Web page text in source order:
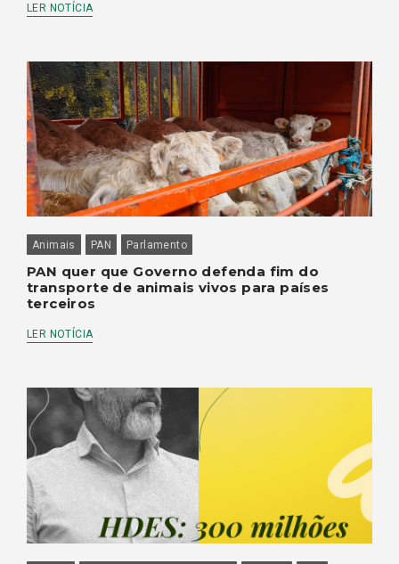
LER NOTÍCIA
Animais PAN Parlamento
PAN quer que Governo defenda fim do
transporte de animais vivos para países
terceiros
LER NOTÍCIA